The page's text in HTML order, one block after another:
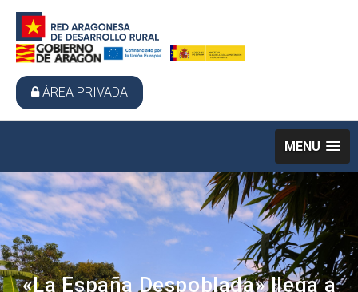
ÁREA PRIVADA
MENU
«La España Despoblada» llega a